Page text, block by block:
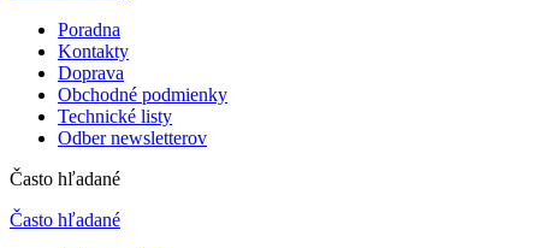
Poradna
Kontakty
Doprava
Obchodné podmienky
Technické listy
Odber newsletterov
Často hľadané
Často hľadané